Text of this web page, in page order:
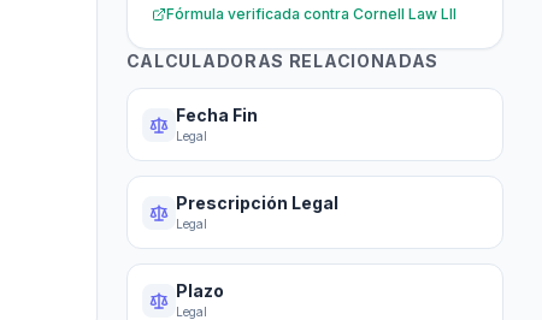
Fórmula verificada contra Cornell Law LII
CALCULADORAS RELACIONADAS
Fecha Fin
Legal
Prescripción Legal
Legal
Plazo
Legal